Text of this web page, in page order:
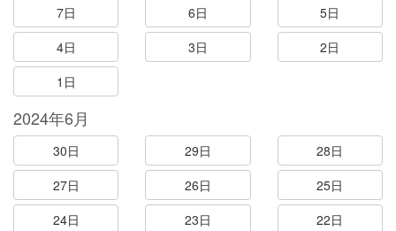
7日
6日
5日
4日
3日
2日
1日
2024年6月
30日 29日
28日
27日
26日
25日
24日
23日
22日